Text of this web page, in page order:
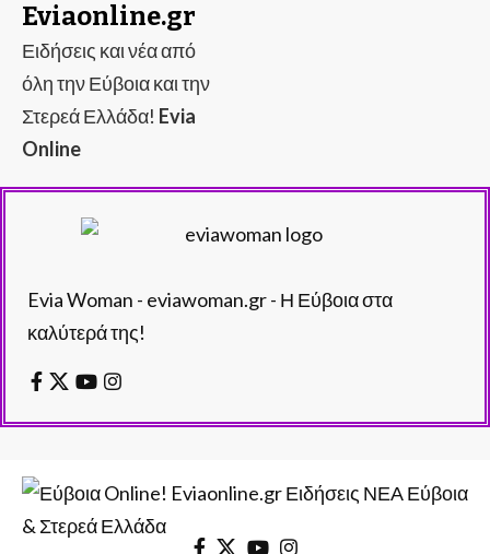
Eviaonline.gr
Ειδήσεις και νέα από
όλη την Εύβοια και την
Στερεά Ελλάδα! Evia
Online
Evia Woman - eviawoman.gr - Η Εύβοια στα
καλύτερά της!